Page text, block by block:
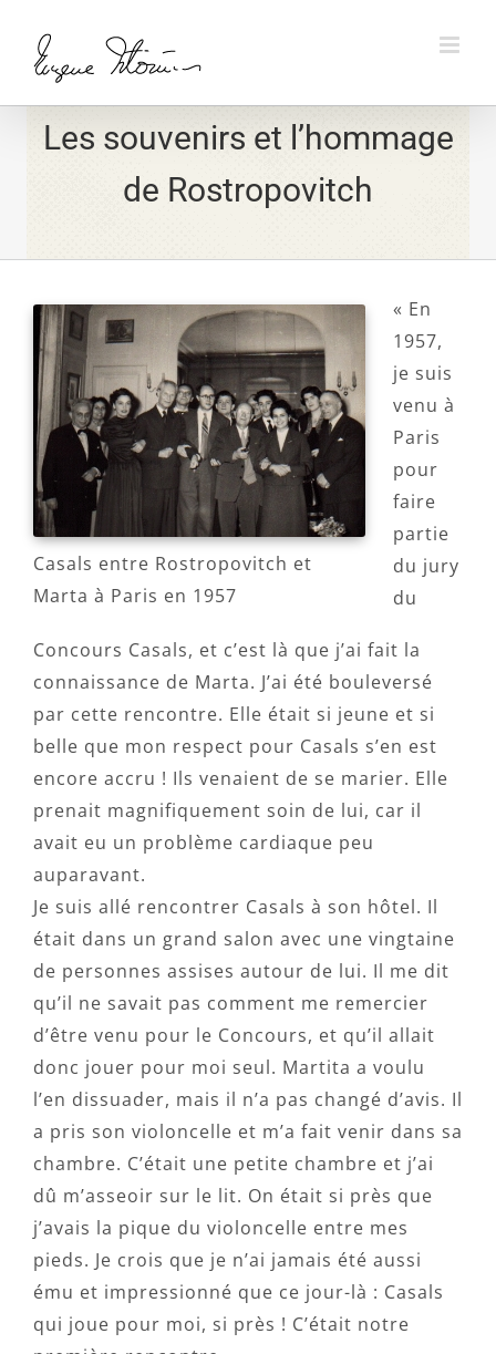
content
Les souvenirs et l’hommage
de Rostropovitch
Casals entre Rostropovitch et
Marta à Paris en 1957
« En
1957,
je suis
venu à
Paris
pour
faire
partie
du jury
du
Concours Casals, et c’est là que j’ai fait la
connaissance de Marta. J’ai été bouleversé
par cette rencontre. Elle était si jeune et si
belle que mon respect pour Casals s’en est
encore accru ! Ils venaient de se marier. Elle
prenait magnifiquement soin de lui, car il
avait eu un problème cardiaque peu
auparavant.
Je suis allé rencontrer Casals à son hôtel. Il
était dans un grand salon avec une vingtaine
de personnes assises autour de lui. Il me dit
qu’il ne savait pas comment me remercier
d’être venu pour le Concours, et qu’il allait
donc jouer pour moi seul. Martita a voulu
l’en dissuader, mais il n’a pas changé d’avis. Il
a pris son violoncelle et m’a fait venir dans sa
chambre. C’était une petite chambre et j’ai
dû m’asseoir sur le lit. On était si près que
j’avais la pique du violoncelle entre mes
pieds. Je crois que je n’ai jamais été aussi
ému et impressionné que ce jour-là : Casals
qui joue pour moi, si près ! C’était notre